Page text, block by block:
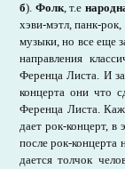
б). Фолк, т.е
хэви-мэтл, панк-
музыки, но все еще
направления
Ференца Листа. И
концерта они что
Ференца Листа.
дает рок-концерт, в
после рок-концерта
дается толчок